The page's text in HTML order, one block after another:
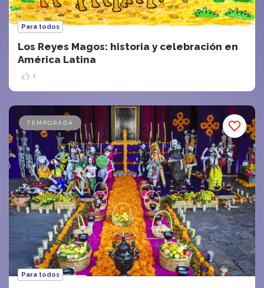
Para todos
Los Reyes Magos: historia y celebración en
América Latina
1
TEMPORADA
Para todos